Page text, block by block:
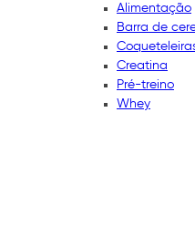
Alimentação
Barra de
Creatina
Pré-treino
Whey